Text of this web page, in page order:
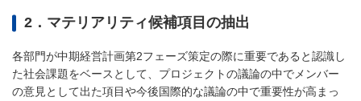
2．マテリアリティ候補項目の抽出
各部門が中期経営計画第2フェーズ策定の際に重要であると認識し
た社会課題をベースとして、プロジェクトの議論の中でメンバー
の意見として出た項目や今後国際的な議論の中で重要性が高まっ